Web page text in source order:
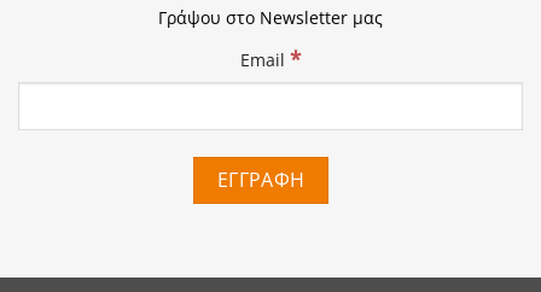
Γράψου στο Newsletter μας
Email *